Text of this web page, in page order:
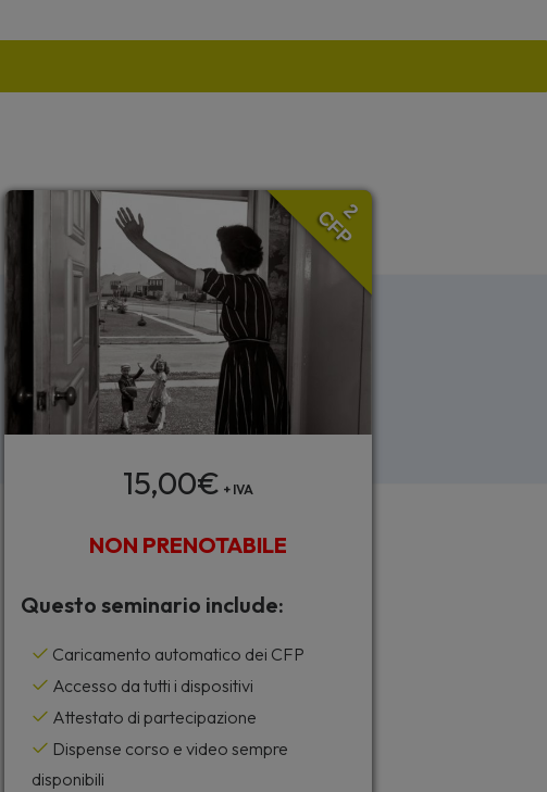
2
CFP
15,00€ + IVA
NON PRENOTABILE
Questo seminario include:
Caricamento automatico dei CFP
Accesso da tutti i dispositivi
Attestato di partecipazione
Dispense corso e video sempre
disponibili